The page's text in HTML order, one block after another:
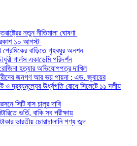
নতুন নীতিমালা ঘোষণা
১০ আগস্ট
প্রেমিকের বাড়িতে গৃহবধূর অনশন
গার্লস একাডেমি পরিদর্শন
হত্যার অভিযোগপত্র দাখিল
জনগণ আর ভয় পায়না : এড. জুবায়ের
দ্রব্যমূল্যের ঊর্ধ্বগতি রোধে সিলেটে ১১ দলীয়
সিটি বাস চালুর দাবি
ভর্তি, বাকি সব পরীক্ষায়
ভারতীয় চোরাচালানি পণ্য জব্দ